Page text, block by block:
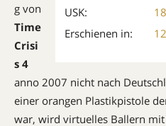
USK:
18
Erschienen in:
g von
Time
Crisi
s 4
anno 2007 nicht nach
einer orangen Plastikpistole
war, wird virtuelles Ballern